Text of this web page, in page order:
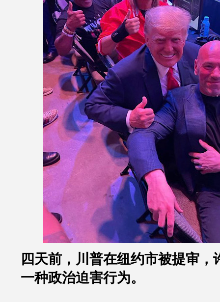
四天前，川普在纽约市被提审，
一种政治迫害行为。